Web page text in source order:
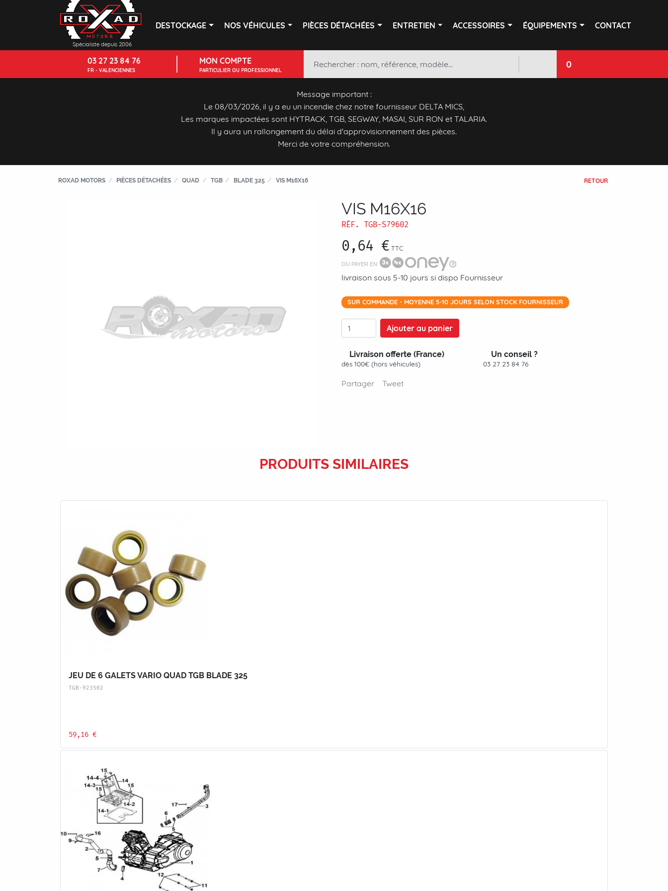
Spécialiste depuis 2006
DESTOCKAGE NOS VÉHICULES PIÈCES DÉTACHÉES ENTRETIEN ACCESSOIRES ÉQUIPEMENTS CONTACT
03 27 23 84 76
FR - VALENCIENNES
MON COMPTE
PARTICULIER OU PROFESSIONNEL
0
Message important :
Le 08/03/2026, il y a eu un incendie chez notre fournisseur DELTA MICS,
Les marques impactées sont HYTRACK, TGB, SEGWAY, MASAI, SUR RON et TALARIA.
Il y aura un rallongement du délai d'approvisionnement des pièces.
Merci de votre compréhension.
ROXAD MOTORS PIÈCES DÉTACHÉES QUAD TGB BLADE 325 VIS M16X16 RETOUR
VIS M16X16
RÉF. TGB-S79602
0,64 € TTC
OU PAYER EN
livraison sous 5-10 jours si dispo Fournisseur
SUR COMMANDE - MOYENNE 5-10 JOURS SELON STOCK FOURNISSEUR
Ajouter au panier
Livraison offerte (France)
dès 100€ (hors véhicules)
Un conseil ?
03 27 23 84 76
Partager Tweet
PRODUITS SIMILAIRES
JEU DE 6 GALETS VARIO QUAD TGB BLADE 325
TGB-923502
59,16 €